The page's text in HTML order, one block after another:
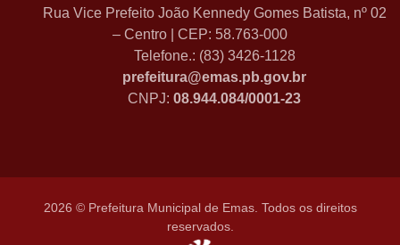
Rua Vice Prefeito João Kennedy Gomes Batista, nº 02
– Centro | CEP: 58.763-000
Telefone.: (83) 3426-1128
prefeitura@emas.pb.gov.br
CNPJ: 08.944.084/0001-23
2026 © Prefeitura Municipal de Emas. Todos os direitos
reservados.